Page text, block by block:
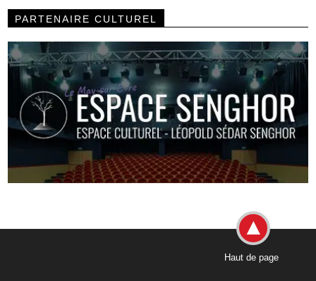
PARTENAIRE CULTUREL
Haut de page